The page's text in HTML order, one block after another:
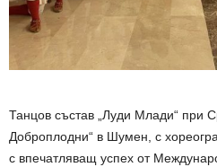
Танцов състав „Луди Млади“ при
Доброплодни“ в Шумен, с
с впечатляващ успех от